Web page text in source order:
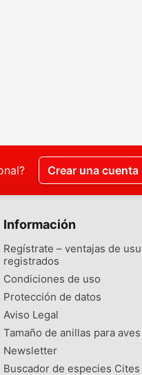
Crear una cuenta
Información
Regístrate – ventajas de
registrados
Condiciones de uso
Protección de datos
Aviso Legal
Tamaño de anillas para aves
Newsletter
Buscador de especies Cites